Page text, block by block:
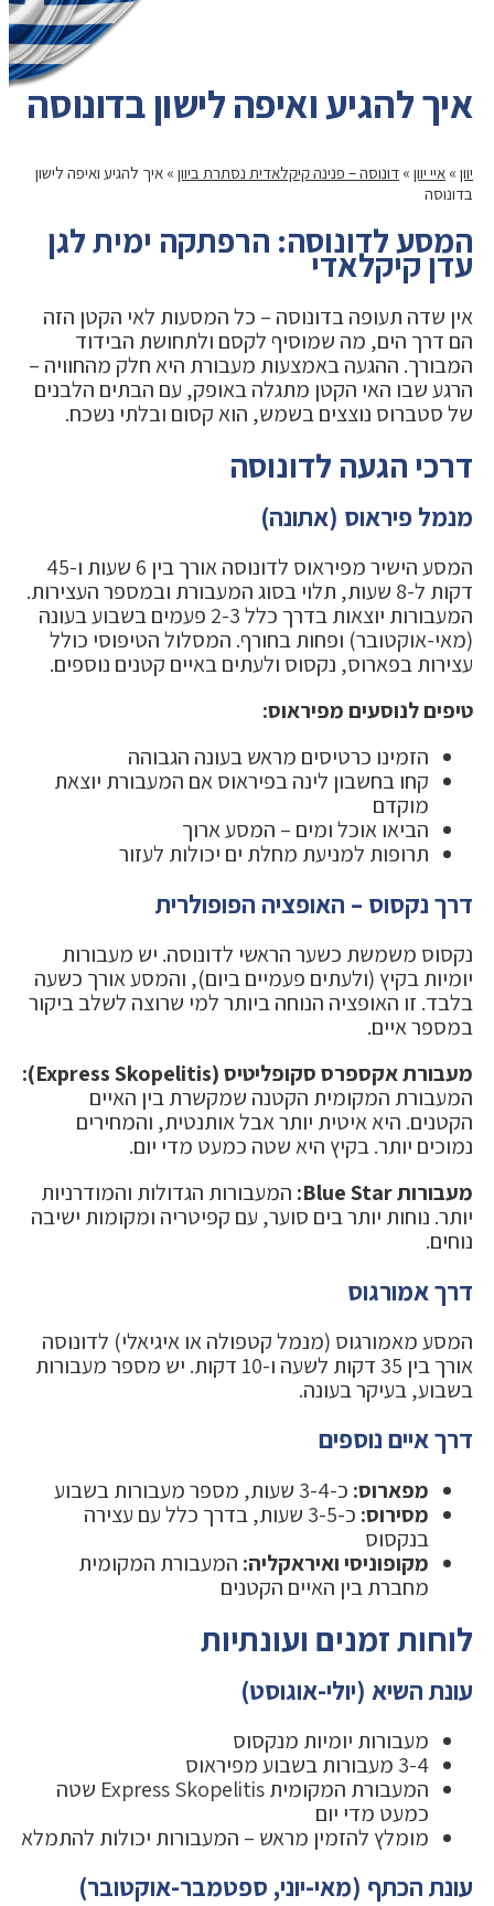
איך להגיע ואיפה לישון בדונוסה
יוון » איי יוון » דונוסה – פנינה קיקלאדית נסתרת ביוון » איך להגיע ואיפה לישון
בדונוסה
המסע לדונוסה: הרפתקה ימית לגן
עדן קיקלאדי
אין שדה תעופה בדונוסה – כל המסעות לאי הקטן הזה
הם דרך הים, מה שמוסיף לקסם ולתחושת הבידוד
המבורך. ההגעה באמצעות מעבורת היא חלק מהחוויה –
הרגע שבו האי הקטן מתגלה באופק, עם הבתים הלבנים
של סטברוס נוצצים בשמש, הוא קסום ובלתי נשכח.
דרכי הגעה לדונוסה
מנמל פיראוס (אתונה)
המסע הישיר מפיראוס לדונוסה אורך בין 6 שעות ו-45
דקות ל-8 שעות, תלוי בסוג המעבורת ובמספר העצירות.
המעבורות יוצאות בדרך כלל 2-3 פעמים בשבוע בעונה
(מאי-אוקטובר) ופחות בחורף. המסלול הטיפוסי כולל
עצירות בפארוס, נקסוס ולעתים באיים קטנים נוספים.
טיפים לנוסעים מפיראוס:
הזמינו כרטיסים מראש בעונה הגבוהה
קחו בחשבון לינה בפיראוס אם המעבורת יוצאת
מוקדם
הביאו אוכל ומים – המסע ארוך
תרופות למניעת מחלת ים יכולות לעזור
דרך נקסוס – האופציה הפופולרית
נקסוס משמשת כשער הראשי לדונוסה. יש מעבורות
יומיות בקיץ (ולעתים פעמיים ביום), והמסע אורך כשעה
בלבד. זו האופציה הנוחה ביותר למי שרוצה לשלב ביקור
במספר איים.
מעבורת אקספרס סקופליטיס (Express Skopelitis):
המעבורת המקומית הקטנה שמקשרת בין האיים
הקטנים. היא איטית יותר אבל אותנטית, והמחירים
נמוכים יותר. בקיץ היא שטה כמעט מדי יום.
מעבורות Blue Star:
המעבורות הגדולות והמודרניות
יותר. נוחות יותר בים סוער, עם קפיטריה ומקומות ישיבה
נוחים.
דרך אמורגוס
המסע מאמורגוס (מנמל קטפולה או איגיאלי) לדונוסה
אורך בין 35 דקות לשעה ו-10 דקות. יש מספר מעבורות
בשבוע, בעיקר בעונה.
דרך איים נוספים
מפארוס: כ-3-4 שעות, מספר מעבורות בשבוע
מסירוס:
כ-3-5 שעות, בדרך כלל עם עצירה
בנקסוס
מקופוניסי ואיראקליה: המעבורת המקומית
מחברת בין האיים הקטנים
לוחות זמנים ועונתיות
עונת השיא (יולי-אוגוסט)
מעבורות יומיות מנקסוס
3-4 מעבורות בשבוע מפיראוס
המעבורת המקומית Express Skopelitis שטה
כמעט מדי יום
מומלץ להזמין מראש – המעבורות יכולות להתמלא
עונת הכתף (מאי-יוני, ספטמבר-אוקטובר)